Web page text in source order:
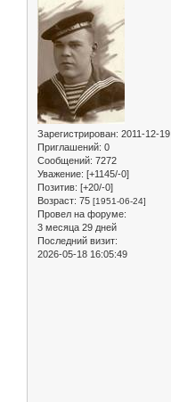
Зарегистрирован: 2011-12-19
Приглашений: 0
Сообщений: 7272
Уважение: [+1145/-0]
Позитив: [+20/-0]
Возраст: 75 [1951-06-24]
Провел на форуме:
3 месяца 29 дней
Последний визит:
2026-05-18 16:05:49